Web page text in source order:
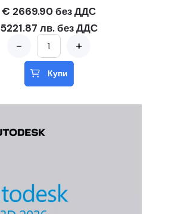
€ 2669.90 без ДДС
5221.87 лв. без ДДС
- +
Купи